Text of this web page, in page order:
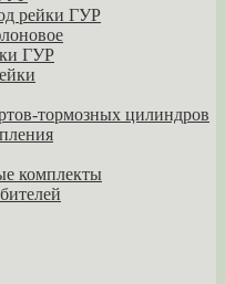
рейки ГУР
ГУР
тормозных цилиндров
комплекты